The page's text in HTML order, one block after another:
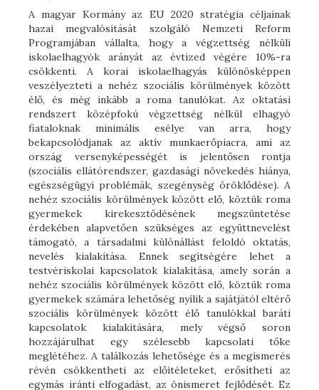
A magyar Kormány az EU 2020 stratégia céljainak
hazai megvalósítását szolgáló Nemzeti Reform
Programjában vállalta, hogy a végzettség nélküli
iskolaelhagyók arányát az évtized végére 10%-ra
csökkenti. A korai iskolaelhagyás különösképpen
veszélyezteti a nehéz szociális körülmények között
élő, és még inkább a roma tanulókat. Az oktatási
rendszert középfokú végzettség nélkül elhagyó
fiataloknak minimális esélye van arra, hogy
bekapcsolódjanak az aktív munkaerőpiacra, ami az
ország versenyképességét is jelentősen rontja
(szociális ellátórendszer, gazdasági növekedés hiánya,
egészségügyi problémák, szegénység öröklődése). A
nehéz szociális körülmények között elő, köztük roma
gyermekek kirekesztődésének megszüntetése
érdekében alapvetően szükséges az együttnevelést
támogató, a társadalmi különállást feloldó oktatás,
nevelés kialakítása. Ennek segítségére lehet a
testvériskolai kapcsolatok kialakítása, amely során a
nehéz szociális körülmények között elő, köztük roma
gyermekek számára lehetőség nyílik a sajátjától eltérő
szociális körülmények között élő tanulókkal baráti
kapcsolatok kialakítására, mely végső soron
hozzájárulhat egy szélesebb kapcsolati tőke
meglétéhez. A találkozás lehetősége és a megismerés
révén csökkentheti az előítéleteket, erősítheti az
egymás iránti elfogadást, az önismeret fejlődését. Ez